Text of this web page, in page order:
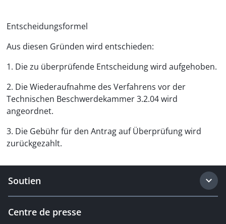
Entscheidungsformel
Aus diesen Gründen wird entschieden:
1. Die zu überprüfende Entscheidung wird aufgehoben.
2. Die Wiederaufnahme des Verfahrens vor der
Technischen Beschwerdekammer 3.2.04 wird
angeordnet.
3. Die Gebühr für den Antrag auf Überprüfung wird
zurückgezahlt.
Soutien
Centre de presse